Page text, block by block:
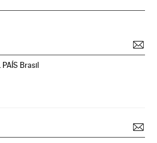
Brasil